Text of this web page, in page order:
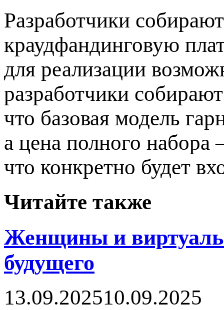
Разработчики
краудфандинговую
для реализации
разработчики
что базовая модель
а цена полного набора
что конкретно будет
Читайте также
Женщины и
будущего
13.09.202510.09.2025